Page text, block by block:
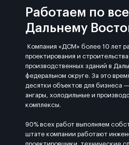
Работаем по
Дальнему
Компания «ДСМ» более 10 лет
проектирования и
производственных зданий в
федеральном округе. За это
десятки объектов для бизнеса
ангары, холодильные и
комплексы.
90% всех работ выполняем
штате компании работают